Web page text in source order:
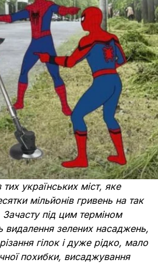
українських міст, яке
мільйонів гривень на так
під цим терміном
видалення зелених насаджень,
гілок і дуже рідко, мало
похибки, висаджування